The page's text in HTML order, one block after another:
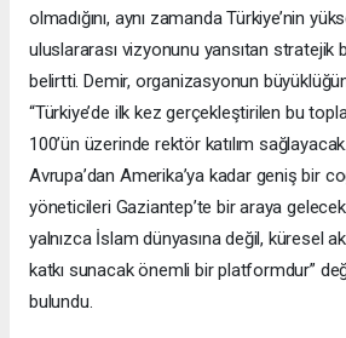
olmadığını, aynı zamanda Türkiye’nin
uluslararası vizyonunu yansıtan stratejik
belirtti. Demir, organizasyonun
“Türkiye’de ilk kez gerçekleştirilen bu
100’ün üzerinde rektör katılım
Avrupa’dan Amerika’ya kadar geniş bir
yöneticileri Gaziantep’te bir araya
yalnızca İslam dünyasına değil, küresel
katkı sunacak önemli bir platformdur”
bulundu.